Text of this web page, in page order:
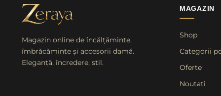
Magazin online de încălțăminte,
îmbrăcăminte și accesorii damă.
Eleganță, încredere, stil.
MAGAZIN
Shop
Categorii
Oferte
Noutati